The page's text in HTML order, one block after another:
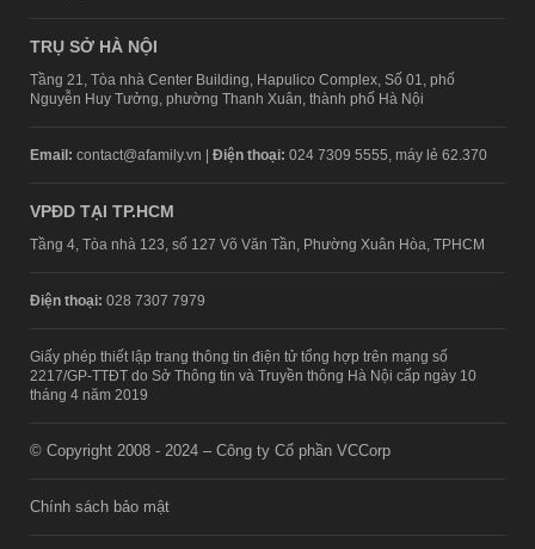
TRỤ SỞ HÀ NỘI
Tầng 21, Tòa nhà Center Building, Hapulico Complex, Số 01, phố
Nguyễn Huy Tưởng, phường Thanh Xuân, thành phố Hà Nội
Email: contact@afamily.vn | Điện thoại: 024 7309 5555, máy lẻ 62.370
VPĐD TẠI TP.HCM
Tầng 4, Tòa nhà 123, số 127 Võ Văn Tần, Phường Xuân Hòa, TPHCM
Điện thoại: 028 7307 7979
Giấy phép thiết lập trang thông tin điện tử tổng hợp trên mạng số
2217/GP-TTĐT do Sở Thông tin và Truyền thông Hà Nội cấp ngày 10
tháng 4 năm 2019
© Copyright 2008 - 2024 – Công ty Cổ phần VCCorp
Chính sách bảo mật